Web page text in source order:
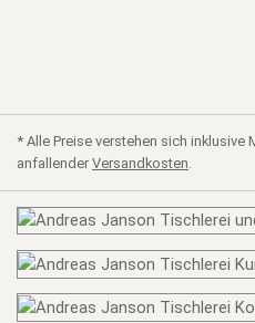
* Alle Preise verstehen sich inklusive
anfallender Versandkosten